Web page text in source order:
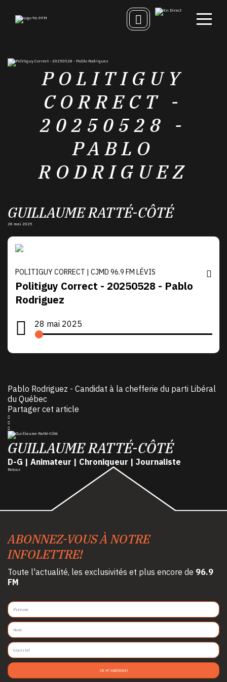
POLITIGUY
CORRECT -
20250528 -
PABLO
RODRIGUEZ
GUILLAUME RATTÉ-CÔTÉ
28 mai 2025
POLITIGUY CORRECT | CJMD 96.9 FM LÉVIS
Politiguy Correct - 20250528 - Pablo
Rodriguez
28 mai 2025
Pablo Rodriguez - Candidat à la chefferie du parti Libéral
du Québec
Partager cet article
GUILLAUME RATTÉ-CÔTÉ
D-G | Animateur | Chroniqueur | Journaliste
Retour
ABONNEZ-VOUS À NOTRE
INFOLETTRE!
Toute l'actualité, les exclusivités et plus encore de 96.9
FM
JE M'ABONNE!